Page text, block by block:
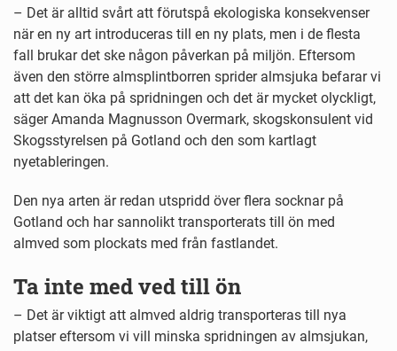
– Det är alltid svårt att förutspå ekologiska konsekvenser
när en ny art introduceras till en ny plats, men i de flesta
fall brukar det ske någon påverkan på miljön. Eftersom
även den större almsplintborren sprider almsjuka befarar vi
att det kan öka på spridningen och det är mycket olyckligt,
säger Amanda Magnusson Overmark, skogskonsulent vid
Skogsstyrelsen på Gotland och den som kartlagt
nyetableringen.
Den nya arten är redan utspridd över flera socknar på
Gotland och har sannolikt transporterats till ön med
almved som plockats med från fastlandet.
Ta inte med ved till ön
– Det är viktigt att almved aldrig transporteras till nya
platser eftersom vi vill minska spridningen av almsjukan,